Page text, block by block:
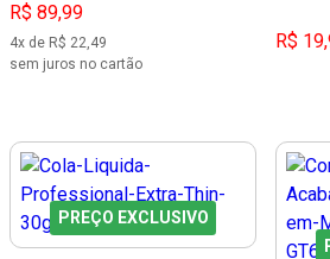
R$ 89,99
4x de R$ 22,49
sem juros no cartão
R$
PREÇO EXCLUSIVO